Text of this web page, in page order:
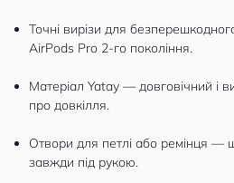
Точні вирізи для
AirPods Pro 2-го покоління.
Матеріал Yatay — довговічний і
про довкілля.
Отвори для петлі або ремінця —
завжди під рукою.